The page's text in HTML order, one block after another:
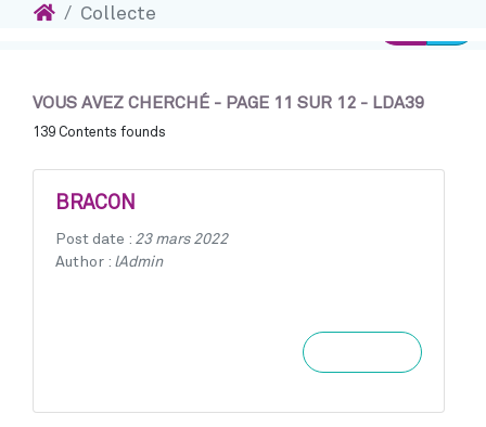
Connexion
AccueilCollecte
VOUS AVEZ CHERCHÉ - PAGE 11 SUR 12 - LDA39
139 Contents founds
BRACON
Post date : 23 mars 2022
Author : lAdmin